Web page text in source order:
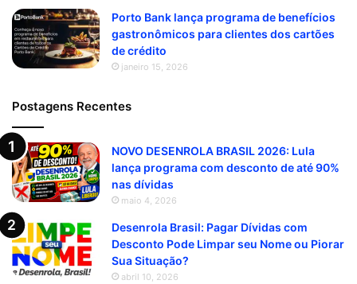
Porto Bank lança programa de benefícios
gastronômicos para clientes dos cartões
de crédito
janeiro 15, 2026
Postagens Recentes
NOVO DESENROLA BRASIL 2026: Lula
lança programa com desconto de até 90%
nas dívidas
maio 4, 2026
Desenrola Brasil: Pagar Dívidas com
Desconto Pode Limpar seu Nome ou Piorar
Sua Situação?
abril 10, 2026